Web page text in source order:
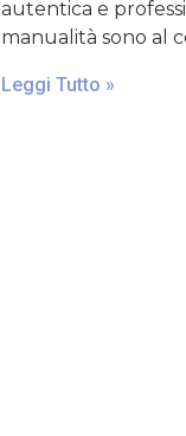
autentica e
manualità sono al
Leggi Tutto »